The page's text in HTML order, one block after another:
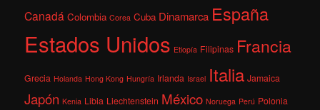
Canadá Colombia Corea Cuba Dinamarca España
Estados Unidos Etiopía Filipinas Francia
Grecia Holanda Hong Kong Hungría Irlanda Israel Italia Jamaica
Japón Kenia Libia Liechtenstein México Noruega Perú Polonia